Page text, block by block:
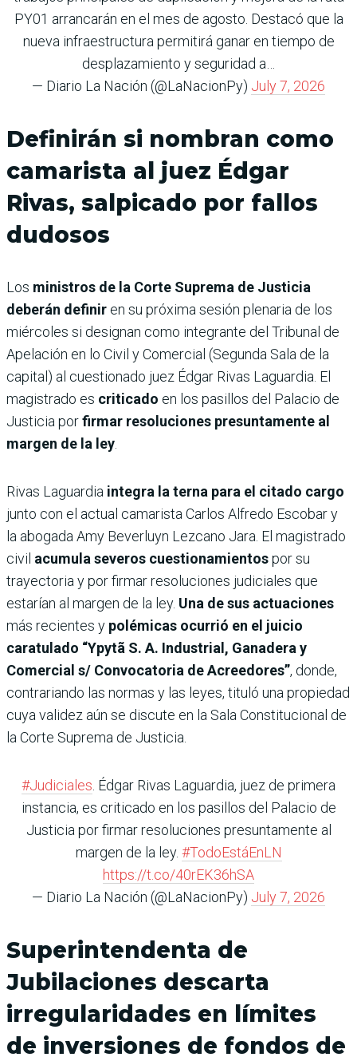
PY01 arrancarán en el mes de agosto. Destacó que la
nueva infraestructura permitirá ganar en tiempo de
desplazamiento y seguridad a…
— Diario La Nación (@LaNacionPy) July 7, 2026
Definirán si nombran como
camarista al juez Édgar
Rivas, salpicado por fallos
dudosos
Los ministros de la Corte Suprema de Justicia
deberán definir en su próxima sesión plenaria de los
miércoles si designan como integrante del Tribunal de
Apelación en lo Civil y Comercial (Segunda Sala de la
capital) al cuestionado juez Édgar Rivas Laguardia. El
magistrado es criticado en los pasillos del Palacio de
Justicia porfirmar resoluciones presuntamente al
margen de la ley.
Rivas Laguardia integra la terna para el citado cargo
junto con el actual camarista Carlos Alfredo Escobar y
la abogada Amy Beverluyn Lezcano Jara. El magistrado
civil acumula severos cuestionamientospor su
trayectoria y por firmar resoluciones judiciales que
estarían al margen de la ley. Una de sus actuaciones
más recientes y polémicas ocurrió en el juicio
caratulado “Ypytã S. A. Industrial, Ganadera y
Comercial s/ Convocatoria de Acreedores”, donde,
contrariando las normas y las leyes, tituló una propiedad
cuya validez aún se discute en la Sala Constitucional de
la Corte Suprema de Justicia.
#Judiciales. Édgar Rivas Laguardia, juez de primera
instancia, es criticado en los pasillos del Palacio de
Justicia por firmar resoluciones presuntamente al
margen de la ley. #TodoEstáEnLN
https://t.co/40rEK36hSA
— Diario La Nación (@LaNacionPy) July 7, 2026
Superintendenta de
Jubilaciones descarta
irregularidades en límites
de inversiones de fondos de